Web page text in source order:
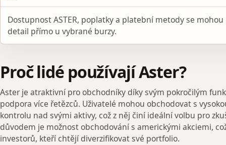
Dostupnost ASTER, poplatky a platební metody se
detail přímo u vybrané burzy.
Proč lidé používají Aster?
Aster je atraktivní pro obchodníky díky svým pokročilým
podpora více řetězců. Uživatelé mohou obchodovat s
kontrolu nad svými aktivy, což z něj činí ideální volbu pro
důvodem je možnost obchodování s americkými akciemi,
investorů, kteří chtějí diverzifikovat své portfolio.